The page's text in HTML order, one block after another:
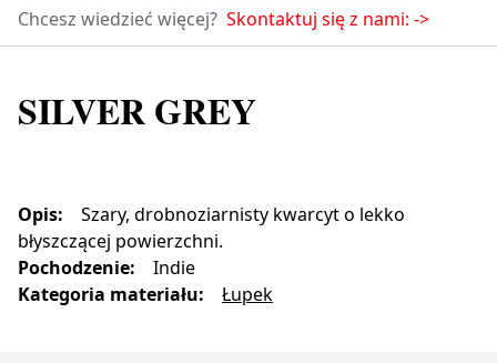
Chcesz wiedzieć więcej? Skontaktuj się z nami: ->
SILVER GREY
Opis:
Szary, drobnoziarnisty kwarcyt o lekko
błyszczącej powierzchni.
Pochodzenie:
Indie
Kategoria materiału: Łupek